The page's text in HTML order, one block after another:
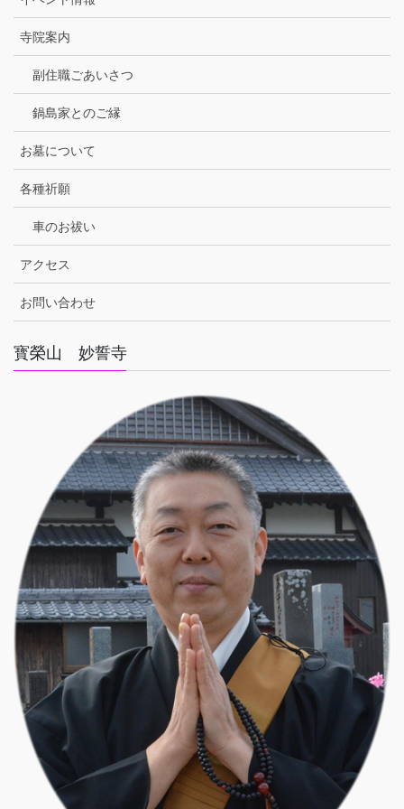
寺院案内
副住職ごあいさつ
鍋島家とのご縁
お墓について
各種祈願
車のお祓い
アクセス
お問い合わせ
寳榮山 妙誓寺